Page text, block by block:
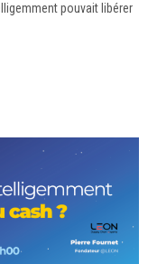
pouvait libérer